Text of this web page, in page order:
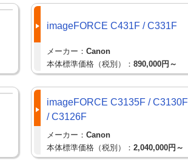
imageFORCE C431F / C331F
メーカー： Canon
本体標準価格（税別）： 890,000円～
imageFORCE C3135F / C3130F
/ C3126F
メーカー： Canon
本体標準価格（税別）： 2,040,000円～